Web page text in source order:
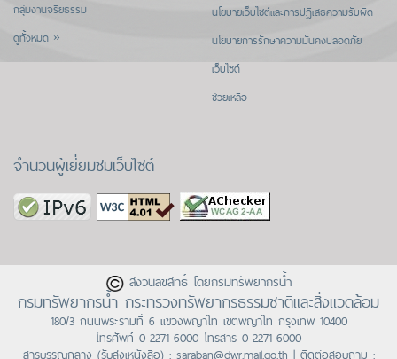
กลุ่มงานจริยธรรม
ดูทั้งหมด »
นโยบายเว็บไซต์และการปฏิเสธความรับผิด
นโยบายการรักษาความมั่นคงปลอดภัย
เว็บไซต์
ช่วยเหลือ
จำนวนผู้เยี่ยมชมเว็บไซต์
สงวนลิขสิทธิ์ โดยกรมทรัพยากรน้ำ
กรมทรัพยากรน้ำ กระทรวงทรัพยากรธรรมชาติและสิ่งแวดล้อม
180/3 ถนนพระรามที่ 6 แขวงพญาไท เขตพญาไท กรุงเทพ 10400
โทรศัพท์ 0-2271-6000 โทรสาร 0-2271-6000
สารบรรณกลาง (รับส่งเหนังสือ) : saraban@dwr.mail.go.th | ติดต่อสอบถาม :